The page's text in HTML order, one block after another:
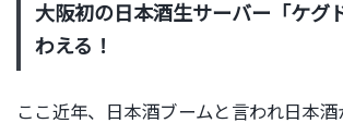
大阪初の日本酒生サーバー「ケグ
わえる！
ここ近年、日本酒ブームと言われ日本